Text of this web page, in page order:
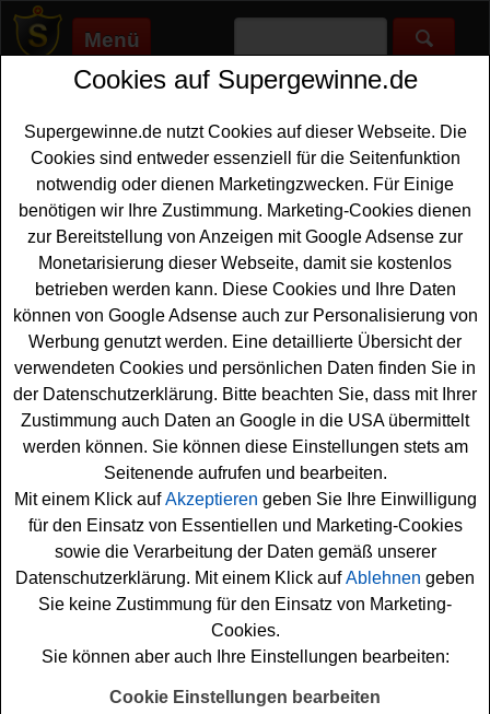
Menü
Supergewinne.de>Gewinnspiele>Sonstige Gewinnspiele
Anzeige:
Anzeige:
Hultafors Gewinnspiel -
hochwertiges Werkzeug gewinnen
Wer gern hochwertigesWerkzeug gewinnenmöchte,
sollte bei diesem kostenlosen Hultafors Gewinnspiel
mitmachen. Hultafors verlost jeden Monat Werkzeug im
Wert von ca. 1000 Euro unter allen Teilnehmern, die den
Newsletter abonnieren und Hultafors auf mindestens
einem der genannten Social-Media-Kanäle folgen.
Vielleicht haben Sie ja Glück und können das tolle
Werkzeug gewinnen? Auf jeden Fall sind die Daumen
bereits gedrückt. Viel Erfolg bei der Teilnahme an diesem
tollen Gewinnspiel von Hultafors!
Hultafors verlost jeden Monat Werkzeug
im Wert von ca. 1000 Euro
Anzeige:
Cookies auf Supergewinne.de
Supergewinne.de nutzt Cookies auf dieser Webseite. Die
Cookies sind entweder essenziell für die Seitenfunktion
notwendig oder dienen Marketingzwecken. Für Einige
benötigen wir Ihre Zustimmung. Marketing-Cookies dienen
zur Bereitstellung von Anzeigen mit Google Adsense zur
Monetarisierung dieser Webseite, damit sie kostenlos
betrieben werden kann. Diese Cookies und Ihre Daten
können von Google Adsense auch zur Personalisierung von
Werbung genutzt werden. Eine detaillierte Übersicht der
verwendeten Cookies und persönlichen Daten finden Sie in
der Datenschutzerklärung. Bitte beachten Sie, dass mit Ihrer
Zustimmung auch Daten an Google in die USA übermittelt
werden können. Sie können diese Einstellungen stets am
Seitenende aufrufen und bearbeiten.
Mit einem Klick aufAkzeptieren geben Sie Ihre Einwilligung
für den Einsatz von Essentiellen und Marketing-Cookies
sowie die Verarbeitung der Daten gemäß unserer
Datenschutzerklärung. Mit einem Klick aufAblehnen geben
Sie keine Zustimmung für den Einsatz von Marketing-
Cookies.
Sie können aber auch Ihre Einstellungen bearbeiten:
Cookie Einstellungen bearbeiten